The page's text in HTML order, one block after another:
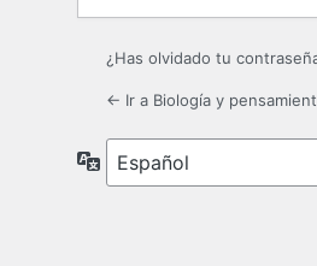
¿Has olvidado tu
← Ir a Biología y
Idioma